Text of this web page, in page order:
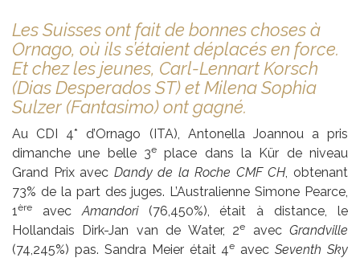
Les Suisses ont fait de bonnes choses à
Ornago, où ils s’étaient déplacés en force.
Et chez les jeunes, Carl-Lennart Korsch
(Dias Desperados ST) et Milena Sophia
Sulzer (Fantasimo) ont gagné.
Au CDI 4* d’Ornago (ITA), Antonella Joannou a pris
dimanche une belle 3e
place dans la Kür de niveau
Grand Prix avec Dandy de la Roche CMF CH, obtenant
73% de la part des juges. L’Australienne Simone Pearce,
1ère avecAmandori(76,450%), était à distance, le
Hollandais Dirk-Jan van de Water, 2e avecGrandville
(74,245%) pas. Sandra Meier était 4e avecSeventh Sky